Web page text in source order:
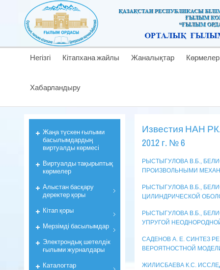
Негізгі Кітапхана жайлы Жаналықтар Көрмелер
Хабарландыру
Известия НАН
2012 г. № 6
РЫСТЫГУЛОВА В.Б.,
ПРОИЗВОЛЬНЫМИ
РЫСТЫГУЛОВА В.Б.,
ЦИЛИНДРИЧЕСКОЙ
РЫСТЫГУЛОВА В.Б.,
УПРУГОЙ
САДЕНОВ А. Е. СИНТЕЗ
ВЕРОЯТНОСТНОЙ
ЖИЛИСБАЕВА К.С.
Жаңа түскен ғылыми
басылымдардың
виртуалды көрмесі
Виртуалды тақырыптық
көрмелер
Алыстан басқару
деректер қоры
Кiтап қоры
Мерзiмдi басылымдар
Электрондық шетелдік
ғылыми журналдары
Каталогтар